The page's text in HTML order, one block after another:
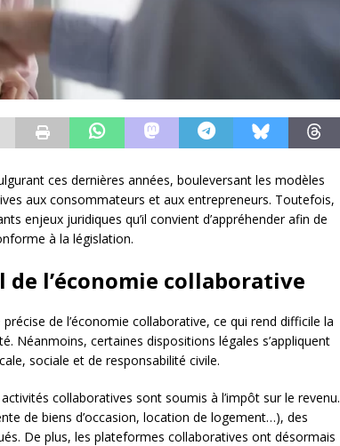
ces dernières années, bouleversant les modèles
aux consommateurs et aux entrepreneurs. Toutefois,
enjeux juridiques qu’il convient d’appréhender afin de
à la législation.
l’économie collaborative
de l’économie collaborative, ce qui rend difficile la
Néanmoins, certaines dispositions légales s’appliquent
sociale et de responsabilité civile.
collaboratives sont soumis à l’impôt sur le revenu.
de biens d’occasion, location de logement…), des
De plus, les plateformes collaboratives ont désormais